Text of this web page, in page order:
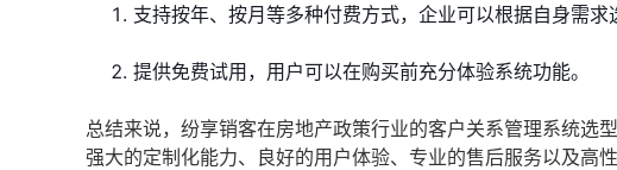
支持按年、按月等多种付费方式，企业可以根据自身需求
提供免费试用，用户可以在购买前充分体验系统功能。
总结来说，纷享销客在房地产政策行业的客户关系管理系统选
强大的定制化能力、良好的用户体验、专业的售后服务以及高